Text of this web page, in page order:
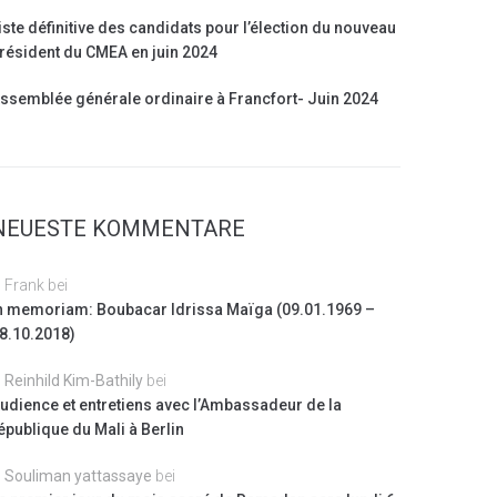
définitive des candidats pour l’élection du nouveau
du CMEA en juin 2024
générale ordinaire à Francfort- Juin 2024
KOMMENTARE
Frank bei
memoriam: Boubacar Idrissa Maïga (09.01.1969 –
Reinhild Kim-Bathily bei
et entretiens avec l’Ambassadeur de la
du Mali à Berlin
Souliman yattassaye bei